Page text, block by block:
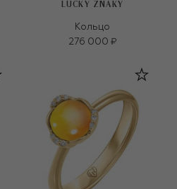
LUCKY ZNAKY
Кольцо
276 000 ₽